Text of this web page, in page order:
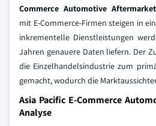
Commerce Automotive
mit E-Commerce-Firmen steigen in
inkrementelle Dienstleistungen
Jahren genauere Daten liefern. Der
die Einzelhandelsindustrie zum
gemacht, wodurch die
Asia Pacific E-Commerce
Analyse